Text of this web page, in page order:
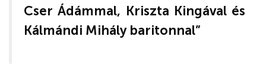
Cser Ádámmal, Kriszta Kingával és
Kálmándi Mihály baritonnal”